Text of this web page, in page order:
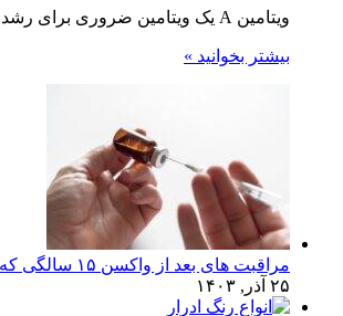
ویتامین A یک ویتامین ضروری برای رشد و نمو سلول ، بینایی ، عملکرد سیستم ایمنی و تولید مثل است.…
بیشتر بخوانید »
مراقبت های بعد از واکسن ۱۵ سالگی که والدین حتما باید بدانند!
۲۵ آذر, ۱۴۰۳